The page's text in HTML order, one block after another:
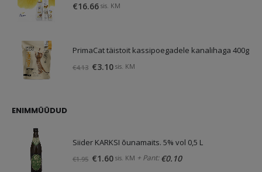
€16.66 sis. KM
PrimaCat täistoit kassipoegadele kanalihaga 400g
€4.13 Algne
€3.10Praegune
sis. KM
ENIMMÜÜDUD
Siider KARKSI õunamaits. 5% vol 0,5 L
€1.95 Algne
€1.60Praegune
sis. KM + Pant:€0.10